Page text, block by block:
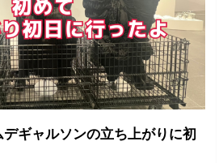
デギャルソンの立ち上がりに初